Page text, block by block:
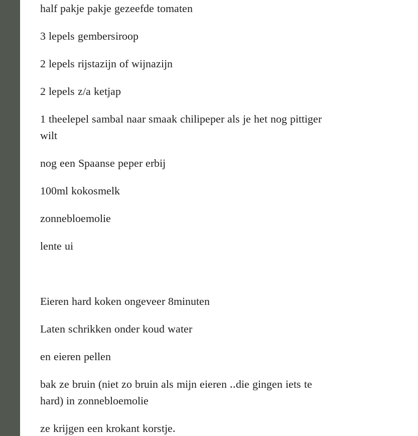
half pakje pakje gezeefde tomaten
3 lepels gembersiroop
2 lepels rijstazijn of wijnazijn
2 lepels z/a ketjap
1 theelepel sambal naar smaak chilipeper als je het nog pittiger
wilt
nog een Spaanse peper erbij
100ml kokosmelk
zonnebloemolie
lente ui
Eieren hard koken ongeveer 8minuten
Laten schrikken onder koud water
en eieren pellen
bak ze bruin (niet zo bruin als mijn eieren ..die gingen iets te
hard) in zonnebloemolie
ze krijgen een krokant korstje.